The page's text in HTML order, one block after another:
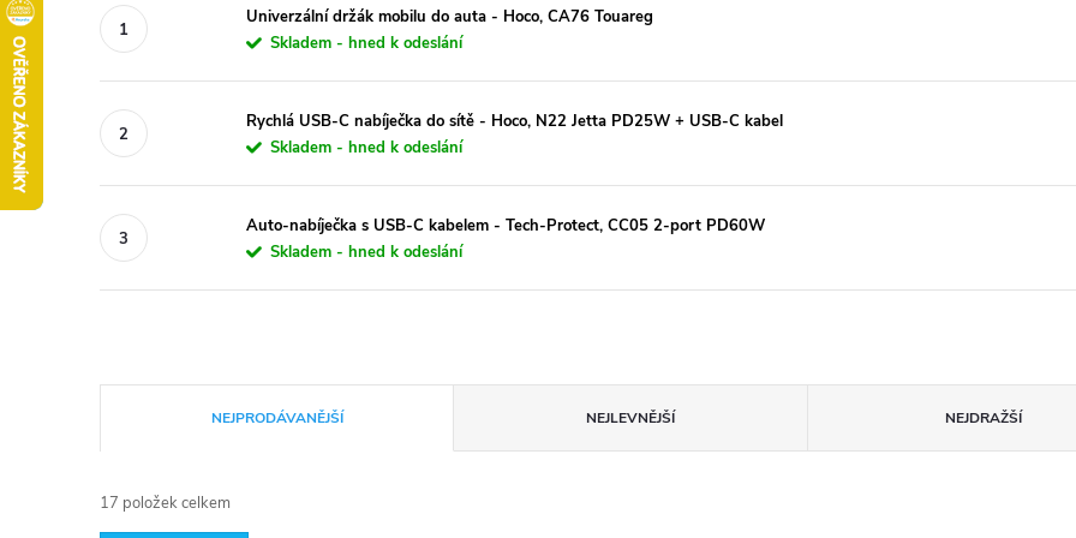
Univerzální držák mobilu do auta - Hoco, CA76 Touareg
Skladem - hned k odeslání
Rychlá USB-C nabíječka do sítě - Hoco, N22 Jetta PD25W + USB-C kabel
Skladem - hned k odeslání
Auto-nabíječka s USB-C kabelem - Tech-Protect, CC05 2-port PD60W
Skladem - hned k odeslání
a
NEJPRODÁVANĚJŠÍ NEJLEVNĚJŠÍ NEJDRAŽŠÍ
17 položek celkem